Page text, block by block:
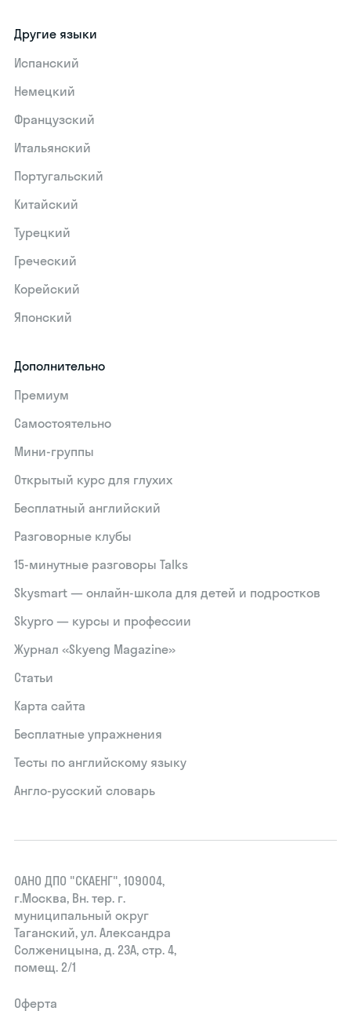
Другие языки
Испанский
Немецкий
Французский
Итальянский
Португальский
Китайский
Турецкий
Греческий
Корейский
Японский
Дополнительно
Премиум
Самостоятельно
Мини-группы
Открытый курс для глухих
Бесплатный английский
Разговорные клубы
15‑минутные разговоры Talks
Skysmart — онлайн-школа для детей и подростков
Skypro — курсы и профессии
Журнал «Skyeng Magazine»
Статьи
Карта сайта
Бесплатные упражнения
Тесты по английскому языку
Англо-русский словарь
ОАНО ДПО "СКАЕНГ", 109004,
г.Москва, Вн. тер. г.
муниципальный округ
Таганский, ул. Александра
Солженицына, д. 23А, стр. 4,
помещ. 2/1
Оферта